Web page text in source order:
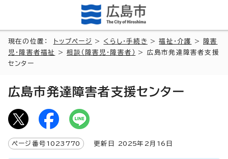
現在の位置： トップページ > くらし・手続き >福祉・介護 >
障害
児・障害者福祉
>相談（障害児・障害者）
> 広島市発達障害者支援
センター
広島市発達障害者支援センター
ページ番号 1023770 更新日 2025年2月 16 日